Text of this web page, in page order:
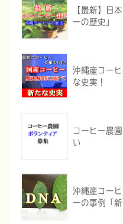
【最新】日
ーの歴史」
沖縄産コー
な史実！
コーヒー農
い
沖縄産コー
ーの事例「